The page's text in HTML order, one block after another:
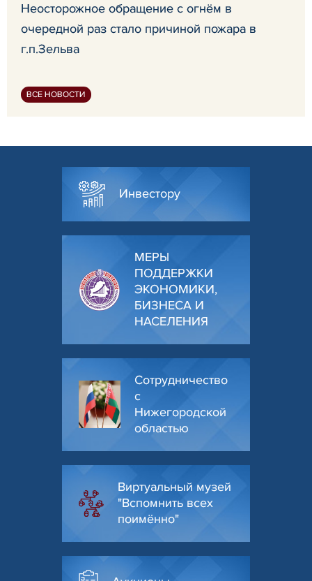
Неосторожное обращение с огнём в
очередной раз стало причиной пожара в
г.п.Зельва
ВСЕ НОВОСТИ
Инвестору
МЕРЫ
ПОДДЕРЖКИ
ЭКОНОМИКИ,
БИЗНЕСА И
НАСЕЛЕНИЯ
Сотрудничество
с
Нижегородской
областью
Виртуальный музей
"Вспомнить всех
поимённо"